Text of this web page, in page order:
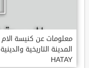
معلومات عن كنيسة
HATAY